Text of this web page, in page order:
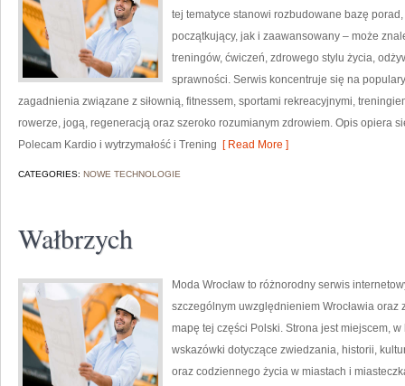
tej tematyce stanowi rozbudowane bazę
początkujący, jak i zaawansowany – może
treningów, ćwiczeń, zdrowego stylu życia,
sprawności. Serwis koncentruje się na
zagadnienia związane z siłownią, fitnessem, sportami rekreacyjnymi,
rowerze, jogą, regeneracją oraz szeroko rozumianym zdrowiem. Opis opiera
Polecam Kardio i wytrzymałość i Trening [ Read More ]
CATEGORIES: NOWE TECHNOLOGIE
Wałbrzych
Moda Wrocław to różnorodny serwis
szczególnym uwzględnieniem Wrocławia
mapę tej części Polski. Strona jest miejscem,
wskazówki dotyczące zwiedzania, historii,
oraz codziennego życia w miastach i